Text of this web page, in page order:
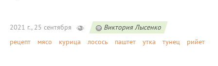
2021 г., 25 сентября
Виктория Лысенко
рецепт
мясо курица лосось паштет утка тунец рийет